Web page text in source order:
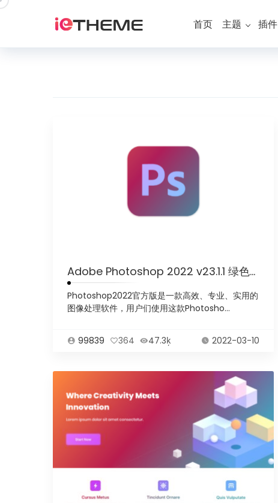
跳
首页 主题 插件
Adobe Photoshop 2022 v23.1.1 绿色版
Photoshop2022官方版是一款高效、专业、实用的
图像处理软件，用户们使用这款Photosho...
99839 364 47.3ķ 2022-03-10